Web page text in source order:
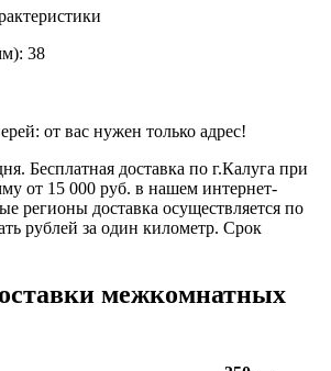
38
от вас нужен только адрес!
Бесплатная доставка по г.Калуга при
от 15 000 руб. в нашем интернет-
регионы доставка осуществляется по
рублей за один километр. Срок
межкомнатных